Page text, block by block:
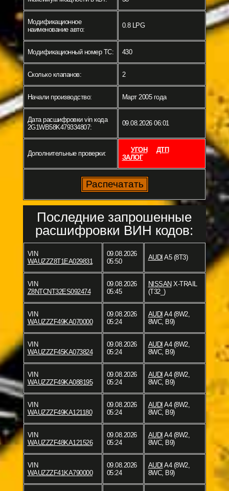
Модификационное
наименование авто:
0.8 LPG
Модификационный номер ТС: 430
Сколько клапанов: 2
Начали производство: Март 2005 года
Дата расшифровки vin кода
2G1WB58K479334807:
09.08.2026 06:01
Дополнительные проверки: УГОН
ДТП
ЗАЛОГ
Последние запрошенные
расшифровки ВИН кодов:
VIN
WAUZZZ8T1EA029831
09.08.2026
05:50
AUDI A5 (8T3)
VIN
Z8NTCNT32ES092474
09.08.2026
05:45
NISSAN X-TRAIL
(T32_)
VIN
WAUZZZF49KA070000
09.08.2026
05:24
AUDI A4 (8W2,
8WC, B9)
VIN
WAUZZZF45KA073824
09.08.2026
05:24
AUDI A4 (8W2,
8WC, B9)
VIN
WAUZZZF49KA088195
09.08.2026
05:24
AUDI A4 (8W2,
8WC, B9)
VIN
WAUZZZF49KA121180
09.08.2026
05:24
AUDI A4 (8W2,
8WC, B9)
VIN
WAUZZZF48KA121526
09.08.2026
05:24
AUDI A4 (8W2,
8WC, B9)
VIN
WAUZZZF41KA790000
09.08.2026
05:24
AUDI A4 (8W2,
8WC, B9)